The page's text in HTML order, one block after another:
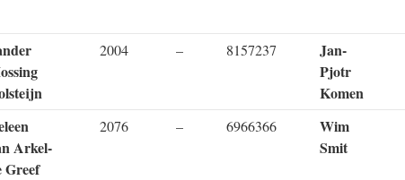
2004 – 8157237
Jan-
Pjotr
Komen
Arkel-
Greef
2076 – 6966366
Wim
Smit